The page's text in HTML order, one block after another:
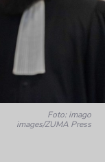
Foto: imago
images/ZUMA Press